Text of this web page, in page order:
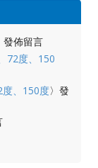
發佈留言
72度、150
、150度〉發